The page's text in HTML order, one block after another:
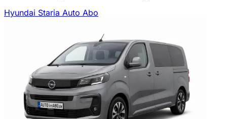
Hyundai Staria Auto Abo